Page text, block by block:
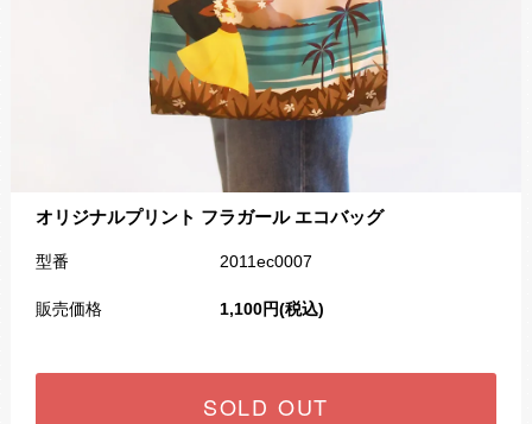
オリジナルプリント フラガール エコバッグ
型番 2011ec0007
販売価格 1,100円(税込)
SOLD OUT